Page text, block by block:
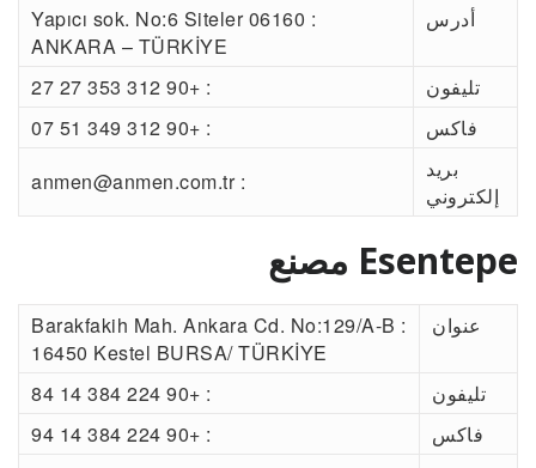
أدرس
: Yapıcı sok. No:6 Siteler 06160
ANKARA – TÜRKİYE
تليفون
: +90 312 353 27 27
فاكس
: +90 312 349 51 07
بريد
إلكتروني
: anmen@anmen.com.tr
Esentepe مصنع
عنوان
: Barakfakih Mah. Ankara Cd. No:129/A-B
16450 Kestel BURSA/ TÜRKİYE
تليفون
: +90 224 384 14 84
فاكس
: +90 224 384 14 94